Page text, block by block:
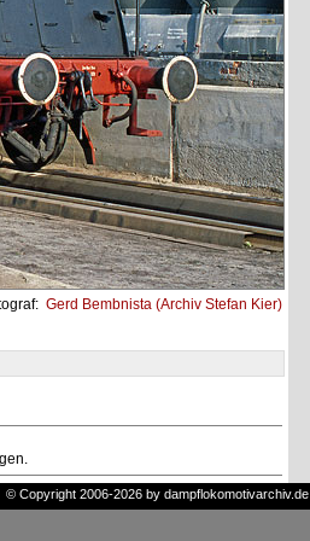
Gerd Bembnista (Archiv Stefan Kier)
© Copyright 2006-2026 by dampflokomotivarchiv.de